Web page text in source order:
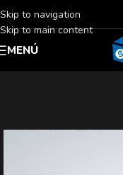
Skip to navigation
Skip to main content
MENÚ